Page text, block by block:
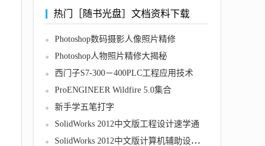
热门［随书光盘］文档资料下载
Photoshop数码摄影人像照片精修
Photoshop人物照片精修大揭秘
西门子S7-300－400PLC工程应用技术
ProENGINEER Wildfire 5.0集合
新手学五笔打字
SolidWorks 2012中文版工程设计速学通
SolidWorks 2012中文版计算机辅助设计教程